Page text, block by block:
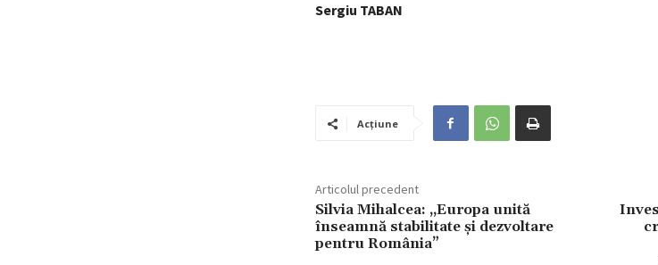
Sergiu TABAN
Acțiune
Articolul precedent
Silvia Mihalcea: „Europa unită
înseamnă stabilitate și dezvoltare
pentru România”